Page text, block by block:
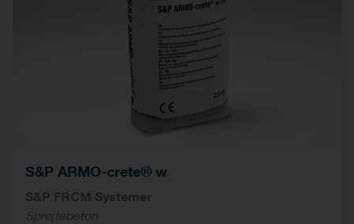
S&P ARMO-crete® w
S&P FRCM Systemer
Sprøjtebeton